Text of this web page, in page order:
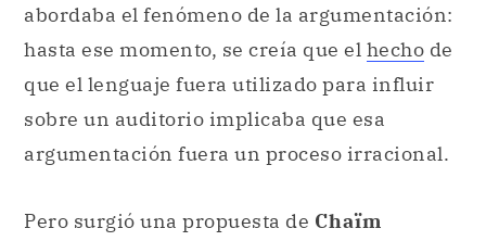
abordaba el fenómeno de la argumentación:
hasta ese momento, se creía que el hecho de
que el lenguaje fuera utilizado para influir
sobre un auditorio implicaba que esa
argumentación fuera un proceso irracional.
Pero surgió una propuesta de Chaïm